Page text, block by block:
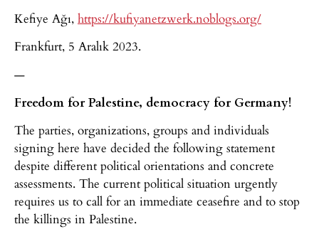
Kefiye Ağı, https://kufiyanetzwerk.noblogs.org/
Frankfurt, 5 Aralık 2023.
—
Freedom for Palestine, democracy for Germany!
The parties, organizations, groups and individuals
signing here have decided the following statement
despite different political orientations and concrete
assessments. The current political situation urgently
requires us to call for an immediate ceasefire and to stop
the killings in Palestine.